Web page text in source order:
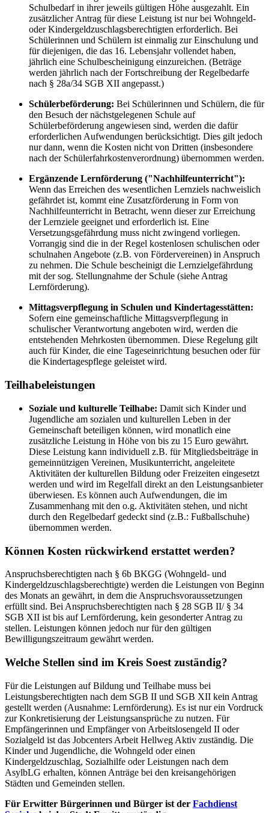
Schulbedarf in ihrer jeweils gültigen Höhe ausgezahlt. Ein
zusätzlicher Antrag für diese Leistung ist nur bei Wohngeld-
oder Kindergeldzuschlagsberechtigten erforderlich. Bei
Schülerinnen und Schülern ist einmalig zur Einschulung und
für diejenigen, die das 16. Lebensjahr vollendet haben,
jährlich eine Schulbescheinigung einzureichen. (Beträge
werden jährlich nach der Fortschreibung der Regelbedarfe
nach § 28a/34 SGB XII angepasst.)
Schülerbeförderung: Bei Schülerinnen und Schülern, die für
den Besuch der nächstgelegenen Schule auf
Schülerbeförderung angewiesen sind, werden die dafür
erforderlichen Aufwendungen berücksichtigt. Dies gilt jedoch
nur dann, wenn die Kosten nicht von Dritten (insbesondere
nach der Schülerfahrkostenverordnung) übernommen werden.
Ergänzende Lernförderung ("Nachhilfeunterricht"):
Wenn das Erreichen des wesentlichen Lernziels nachweislich
gefährdet ist, kommt eine Zusatzförderung in Form von
Nachhilfeunterricht in Betracht, wenn dieser zur Erreichung
der Lernziele geeignet und erforderlich ist. Eine
Versetzungsgefährdung muss nicht zwingend vorliegen.
Vorrangig sind die in der Regel kostenlosen schulischen oder
schulnahen Angebote (z.B. von Fördervereinen) in Anspruch
zu nehmen. Die Schule bescheinigt die Lernzielgefährdung
mit der sog. Stellungnahme der Schule (siehe Antrag
Lernförderung).
Mittagsverpflegung in Schulen und Kindertagesstätten:
Sofern eine gemeinschaftliche Mittagsverpflegung in
schulischer Verantwortung angeboten wird, werden die
entstehenden Mehrkosten übernommen. Diese Regelung gilt
auch für Kinder, die eine Tageseinrichtung besuchen oder für
die Kindertagespflege geleistet wird.
Teilhabeleistungen
Soziale und kulturelle Teilhabe: Damit sich Kinder und
Jugendliche am sozialen und kulturellen Leben in der
Gemeinschaft beteiligen können, wird monatlich eine
zusätzliche Leistung in Höhe von bis zu 15 Euro gewährt.
Diese Leistung kann individuell z.B. für Mitgliedsbeiträge in
gemeinnützigen Vereinen, Musikunterricht, angeleitete
Aktivitäten der kulturellen Bildung oder Freizeiten eingesetzt
werden und wird im Regelfall direkt an den Leistungsanbieter
überwiesen. Es können auch Aufwendungen, die im
Zusammenhang mit den o.g. Aktivitäten stehen, und nicht
durch den Regelbedarf gedeckt sind (z.B.: Fußballschuhe)
übernommen werden.
Können Kosten rückwirkend erstattet werden?
Anspruchsberechtigten nach § 6b BKGG (Wohngeld- und
Kindergeldzuschlagsberechtigte) werden die Leistungen von Beginn
des Monats an gewährt, in dem die Anspruchsvoraussetzungen
erfüllt sind. Bei Anspruchsberechtigten nach § 28 SGB II/ § 34
SGB XII ist bis auf Lernförderung, kein gesonderter Antrag zu
stellen. Leistungen können jedoch nur für den gültigen
Bewilligungszeitraum gewährt werden.
Welche Stellen sind im Kreis Soest zuständig?
Für die Leistungen auf Bildung und Teilhabe muss bei
Leistungsberechtigten nach dem SGB II und SGB XII kein Antrag
gestellt werden (Ausnahme: Lernförderung). Es ist nur ein Vordruck
zur Konkretisierung der Leistungsansprüche zu nutzen. Für
Empfängerinnen und Empfänger von Arbeitslosengeld II oder
Sozialgeld ist das Jobcenters Arbeit Hellweg Aktiv zuständig. Die
Kinder und Jugendliche, die Wohngeld oder einen
Kindergeldzuschlag, Sozialhilfe oder Leistungen nach dem
AsylbLG erhalten, können Anträge bei den kreisangehörigen
Städten und Gemeinden stellen.
Für Erwitter Bürgerinnen und Bürger ist der Fachdienst